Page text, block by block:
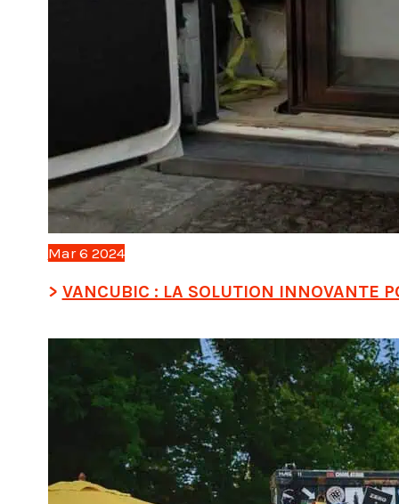
Mar 6 2024
VANCUBIC : LA SOLUTION INNOVANTE